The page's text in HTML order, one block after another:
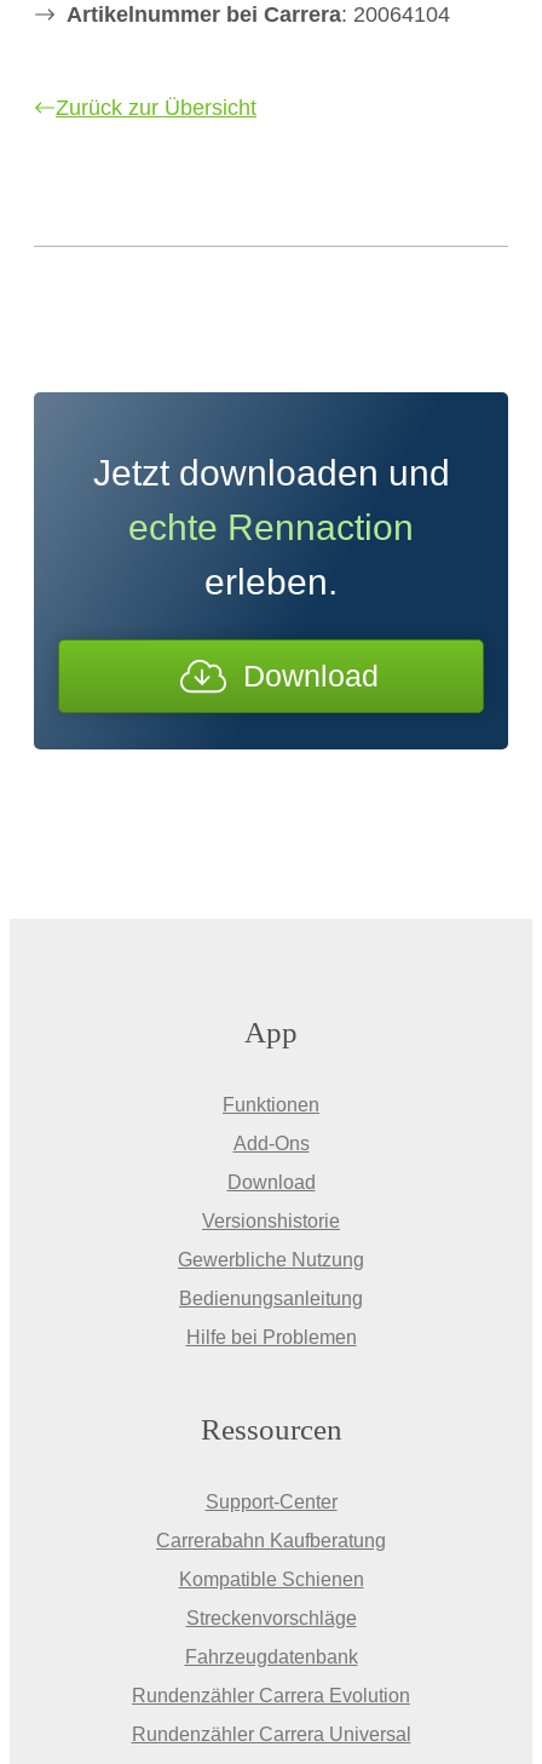
Artikelnummer bei Carrera: 20064104
Zurück zur Übersicht
Jetzt downloaden und
echte Rennaction
erleben.
Download
App
Funktionen
Add-Ons
Download
Versionshistorie
Gewerbliche Nutzung
Bedienungsanleitung
Hilfe bei Problemen
Ressourcen
Support-Center
Carrerabahn Kaufberatung
Kompatible Schienen
Streckenvorschläge
Fahrzeugdatenbank
Rundenzähler Carrera Evolution
Rundenzähler Carrera Universal